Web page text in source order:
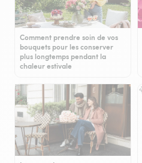
Comment prendre soin de vos
bouquets pour les conserver
plus longtemps pendant la
chaleur estivale